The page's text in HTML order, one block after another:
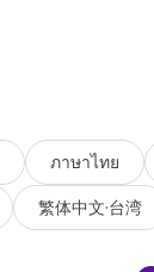
ภาษาไทย
繁体中文·台湾